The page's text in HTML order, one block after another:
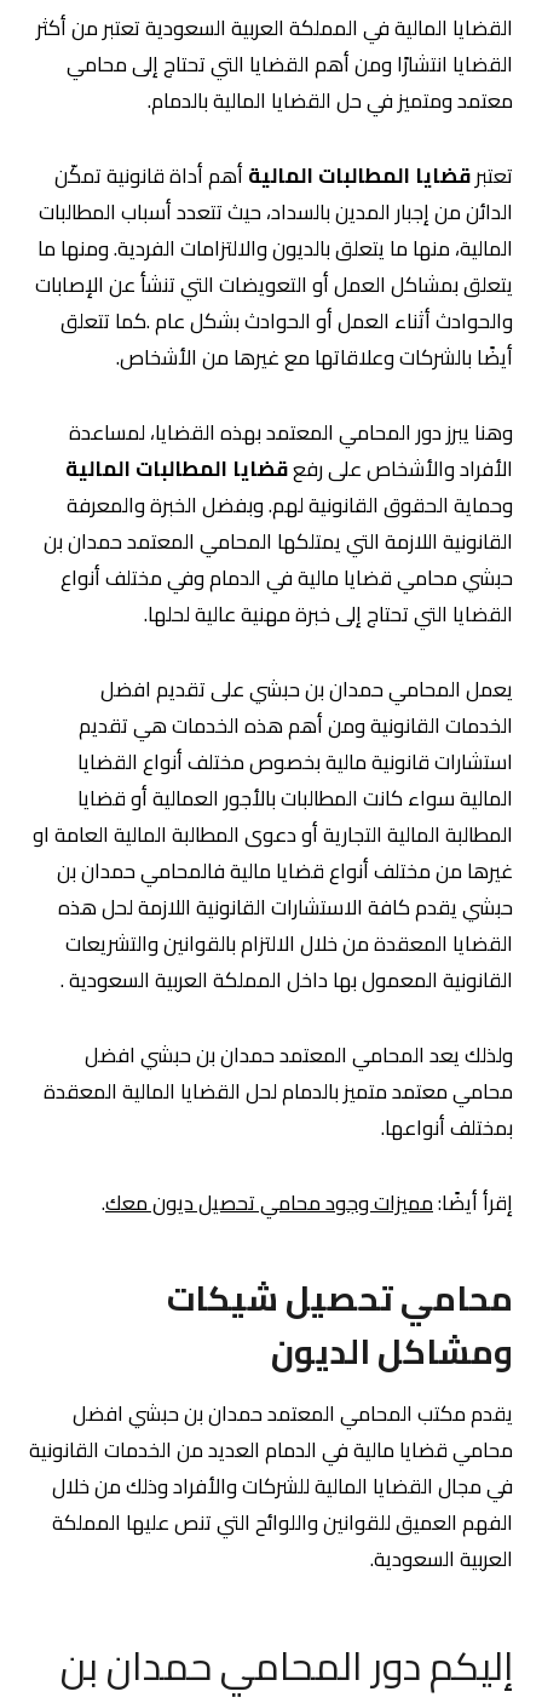
القضايا المالية في المملكة العربية السعودية تعتبر من أكثر
القضايا انتشارًا ومن أهم القضايا التي تحتاج إلى محامي
معتمد ومتميز في حلالقضايا المالية بالدمام.
تعتبرقضايا المطالبات الماليةأهم أداة قانونية تمكّن
الدائن من إجبار المدين بالسداد، حيث تتعدد أسباب المطالبات
المالية، منها ما يتعلق بالديون والالتزامات الفردية. ومنها ما
يتعلق بمشاكل العمل أو التعويضات التي تنشأ عن الإصابات
والحوادث أثناء العمل أو الحوادث بشكل عام .كما تتعلق
أيضًا بالشركات وعلاقاتها مع غيرها من الأشخاص.
وهنا يبرز دور المحامي المعتمد بهذه القضايا، لمساعدة
الأفراد والأشخاص على رفعقضايا المطالبات المالية
وحماية الحقوق القانونية لهم. وبفضل الخبرة والمعرفة
القانونية اللازمة التي يمتلكها المحامي المعتمد حمدان بن
حبشي محامي قضايا مالية في الدماموفي مختلف أنواع
القضايا التي تحتاج إلى خبرة مهنية عالية لحلها.
يعمل المحامي حمدان بن حبشي على تقديم افضل
الخدمات القانونية ومن أهم هذه الخدمات هي تقديم
استشارات قانونية مالية بخصوص مختلف أنواع القضايا
المالية سواء كانت المطالبات بالأجور العمالية أو قضايا
المطالبة المالية التجارية أو دعوى المطالبة المالية العامة او
غيرها من مختلف أنواع قضايا مالية فالمحامي حمدان بن
حبشي يقدم كافة الاستشارات القانونية اللازمة لحل هذه
القضايا المعقدة من خلال الالتزام بالقوانين والتشريعات
القانونية المعمول بها داخل المملكة العربية السعودية .
ولذلك يعد المحامي المعتمد حمدان بن حبشي افضل
محامي معتمد متميز بالدمام لحل القضايا المالية المعقدة
بمختلف أنواعها.
إقرأ أيضًا:مميزات وجود محامي تحصيل ديون معك.
محامي تحصيل شيكات
ومشاكل الديون
يقدم مكتب المحامي المعتمد حمدان بن حبشي افضل
محامي قضايا مالية في الدمام العديد من الخدمات القانونية
في مجال القضايا المالية للشركات والأفراد وذلك من خلال
الفهم العميق للقوانين واللوائح التي تنص عليها المملكة
العربية السعودية.
إليكم دور المحامي حمدان بن